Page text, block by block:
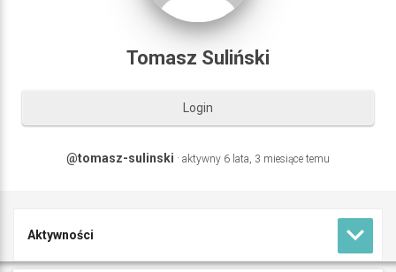
Tomasz Suliński
Login
@tomasz-sulinski · aktywny 6 lata, 3 miesiące temu
keyboard_arrow_down
Aktywności